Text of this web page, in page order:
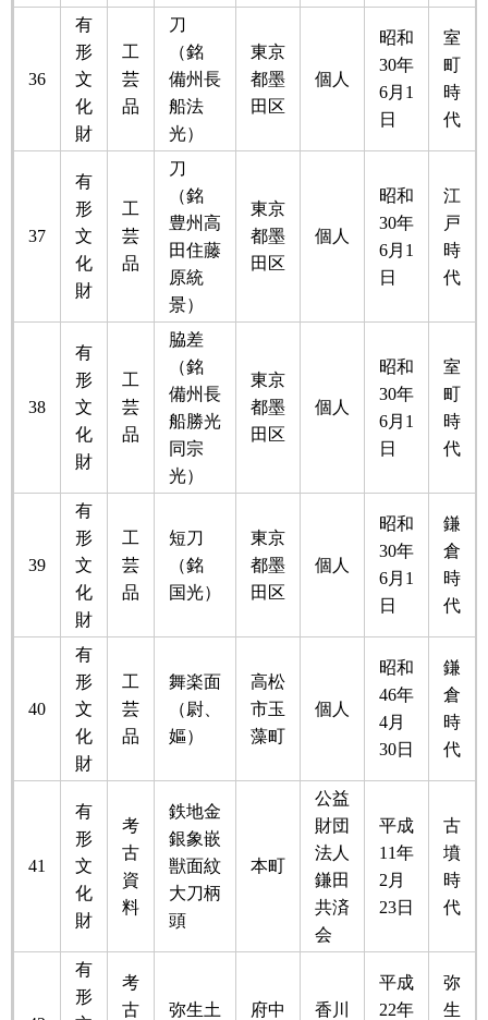
36
有
形
文
化
財
工
芸
品
刀
（銘
備州長
船法
光）
東京
都墨
田区
個人
昭和
30年
6月1
日
室
町
時
代
37
有
形
文
化
財
工
芸
品
刀
（銘
豊州高
田住藤
原統
景）
東京
都墨
田区
個人
昭和
30年
6月1
日
江
戸
時
代
38
有
形
文
化
財
工
芸
品
脇差
（銘
備州長
船勝光
同宗
光）
東京
都墨
田区
個人
昭和
30年
6月1
日
室
町
時
代
39
有
形
文
化
財
工
芸
品
短刀
（銘
国光）
東京
都墨
田区
個人
昭和
30年
6月1
日
鎌
倉
時
代
40
有
形
文
化
財
工
芸
品
舞楽面
（尉、
嫗）
高松
市玉
藻町
個人
昭和
46年
4月
30日
鎌
倉
時
代
41
有
形
文
化
財
考
古
資
料
鉄地金
銀象嵌
獣面紋
大刀柄
頭
本町
公益
財団
法人
鎌田
共済
会
平成
11年
2月
23日
古
墳
時
代
有
形
考
古
弥生土 府中 香川
平成
22年
弥
生